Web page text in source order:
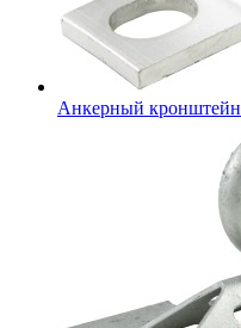
Анкерный кронштейн